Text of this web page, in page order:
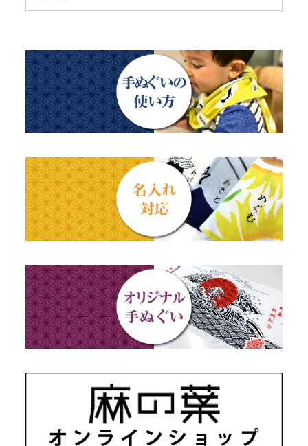
浮世絵・名画名作・古典
干支・富士・招福・縁起物
動物・その他
江戸小紋・総柄・無地
藍染め・絞り染め
ギフトセット
チーフ・風呂敷
ステーショナリー
TokyoTokyo選定商品
タペストリー・掛軸・パネル額
のれん
母の日ギフト
父の日ギフト
出産祝い
秋のギフト